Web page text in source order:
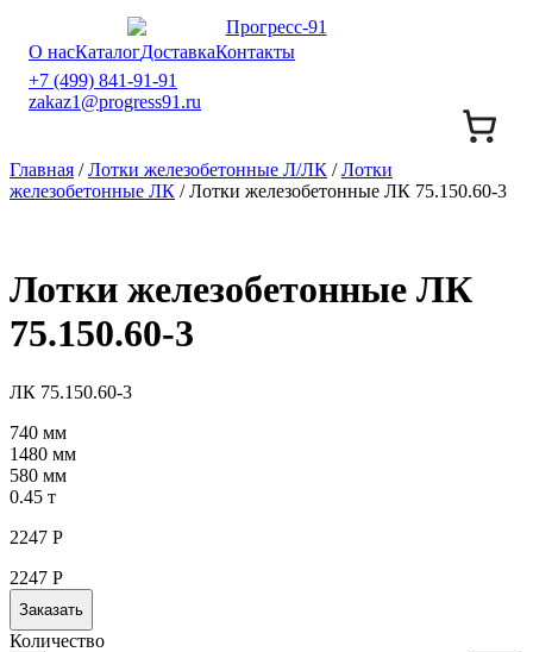
О насКаталогДоставкаКонтакты
+7 (499) 841-91-91
zakaz1@progress91.ru
Главная /Лотки железобетонные Л/ЛК /Лотки
железобетонные ЛК / Лотки железобетонные ЛК 75.150.60-3
Лотки железобетонные ЛК
75.150.60-3
ЛК 75.150.60-3
740 мм
1480 мм
580 мм
0.45 т
2247 Р
2247 Р
Заказать
Количество